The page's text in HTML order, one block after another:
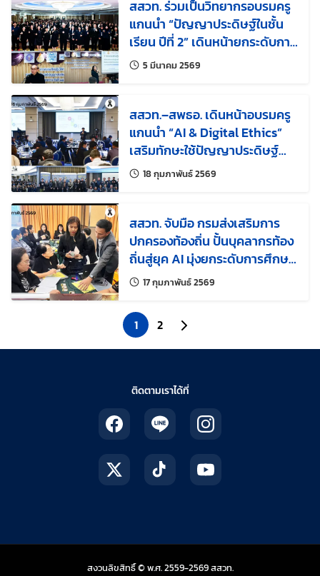
สสวท. ร่วมเป็นวิทยากรอบรมครู
แกนนำ “ปัญญาประดิษฐ์ในชั้น
เรียน ปีที่ 2” เดินหน้ายกระดับการ
ศึกษาไทยสู่ยุคดิจิทัล
5 มีนาคม 2569แก้ไขล่าสุดเมื่อ:
สสวท.–สพธอ. เดินหน้าอบรมครู
แกนนำ “AI & Digital Ethics”
เสริมทักษะใช้ปัญญาประดิษฐ์
อย่างปลอดภัยและมีจริยธรรมใน
โรงเรียน
18 กุมภาพันธ์ 2569แก้ไขล่าสุดเมื่อ:
สสวท. จับมือ กรมส่งเสริมการ
ปกครองท้องถิ่น ปั้นบุคลากรท้อง
ถิ่นสู่ยุค AI มุ่งยกระดับการศึกษา
รากฐานทั่วประเทศ
17 กุมภาพันธ์ 2569แก้ไขล่าสุดเมื่อ:
1 2 ไปยังหน้าถัดไป
ติดตามเราได้ที่
สงวนลิขสิทธิ์ © พ.ศ. 2559-2569สสวท.สถาบันส่งเสริมการสอ